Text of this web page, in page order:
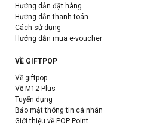
Hướng dẫn đặt hàng
Hướng dẫn thanh toán
Cách sử dụng
Hướng dẫn mua e-voucher
VỀ GIFTPOP
Về giftpop
Về M12 Plus
Tuyển dụng
Bảo mật thông tin cá nhân
Giới thiệu về POP Point